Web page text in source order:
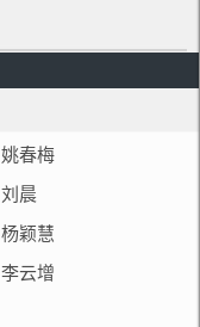
姚春梅
刘晨
杨颖慧
李云增